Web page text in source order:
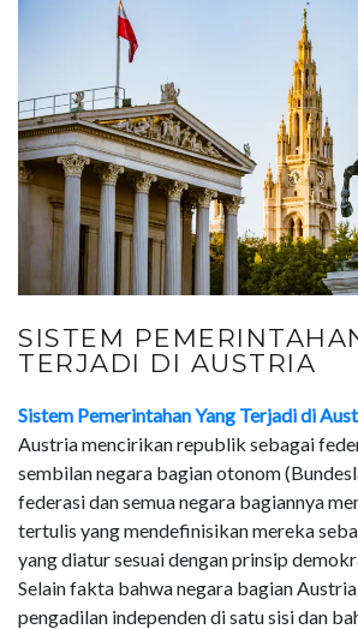
SISTEM
TERJADI DI AUSTRIA
Sistem Pemerintahan Yang Terjadi di
Austria mencirikan republik sebagai
sembilan negara bagian otonom
federasi dan semua negara bagiannya
tertulis yang mendefinisikan mereka
yang diatur sesuai dengan prinsip
Selain fakta bahwa negara bagian
pengadilan independen di satu sisi dan